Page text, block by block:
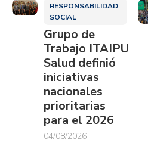
RESPONSABILIDAD
SOCIAL
Grupo de
Trabajo ITAIPU
Salud definió
iniciativas
nacionales
prioritarias
para el 2026
04/08/2026